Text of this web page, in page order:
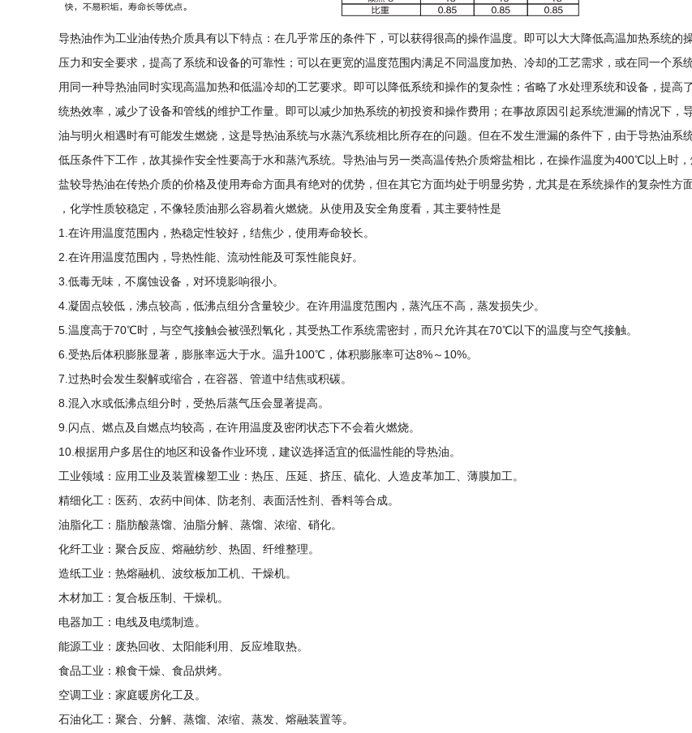
导热油作为工业油传热介质具有以下特点：在几乎常压的条件下，可以获得很高的操作温度。即可以大大降低高温加热系统的
压力和安全要求，提高了系统和设备的可靠性；可以在更宽的温度范围内满足不同温度加热、冷却的工艺需求，或在同一个系
用同一种导热油同时实现高温加热和低温冷却的工艺要求。即可以降低系统和操作的复杂性；省略了水处理系统和设备，提高
统热效率，减少了设备和管线的维护工作量。即可以减少加热系统的初投资和操作费用；在事故原因引起系统泄漏的情况下，
油与明火相遇时有可能发生燃烧，这是导热油系统与水蒸汽系统相比所存在的问题。但在不发生泄漏的条件下，由于导热油系
低压条件下工作，故其操作安全性要高于水和蒸汽系统。导热油与另一类高温传热介质熔盐相比，在操作温度为400℃以上时，
盐较导热油在传热介质的价格及使用寿命方面具有绝对的优势，但在其它方面均处于明显劣势，尤其是在系统操作的复杂性方面
，化学性质较稳定，不像轻质油那么容易着火燃烧。从使用及安全角度看，其主要特性是
1.在许用温度范围内，热稳定性较好，结焦少，使用寿命较长。
2.在许用温度范围内，导热性能、流动性能及可泵性能良好。
3.低毒无味，不腐蚀设备，对环境影响很小。
4.凝固点较低，沸点较高，低沸点组分含量较少。在许用温度范围内，蒸汽压不高，蒸发损失少。
5.温度高于70℃时，与空气接触会被强烈氧化，其受热工作系统需密封，而只允许其在70℃以下的温度与空气接触。
6.受热后体积膨胀显著，膨胀率远大于水。温升100℃，体积膨胀率可达8%～10%。
7.过热时会发生裂解或缩合，在容器、管道中结焦或积碳。
8.混入水或低沸点组分时，受热后蒸气压会显著提高。
9.闪点、燃点及自燃点均较高，在许用温度及密闭状态下不会着火燃烧。
10.根据用户多居住的地区和设备作业环境，建议选择适宜的低温性能的导热油。
工业领域：应用工业及装置橡塑工业：热压、压延、挤压、硫化、人造皮革加工、薄膜加工。
精细化工：医药、农药中间体、防老剂、表面活性剂、香料等合成。
油脂化工：脂肪酸蒸馏、油脂分解、蒸馏、浓缩、硝化。
化纤工业：聚合反应、熔融纺纱、热固、纤维整理。
造纸工业：热熔融机、波纹板加工机、干燥机。
木材加工：复合板压制、干燥机。
电器加工：电线及电缆制造。
能源工业：废热回收、太阳能利用、反应堆取热。
食品工业：粮食干燥、食品烘烤。
空调工业：家庭暖房化工及。
石油化工：聚合、分解、蒸馏、浓缩、蒸发、熔融装置等。